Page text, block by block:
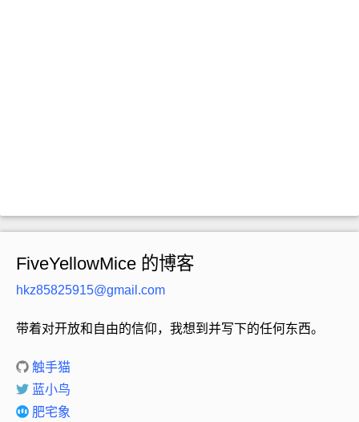
FiveYellowMice 的博客
hkz85825915@gmail.com
带着对开放和自由的信仰，我想到并写下的任何东西。
触手猫
蓝小鸟
肥宅象